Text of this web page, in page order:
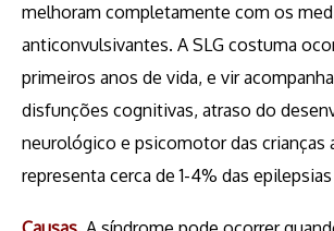
melhoram completamente com os
anticonvulsivantes. A SLG costuma
primeiros anos de vida, e vir
disfunções cognitivas, atraso do
neurológico e psicomotor das crianças
representa cerca de 1-4% das